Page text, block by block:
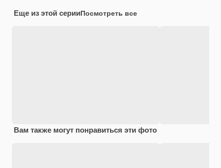
Еще из этой серииПосмотреть все
Вам также могут понравиться эти фото